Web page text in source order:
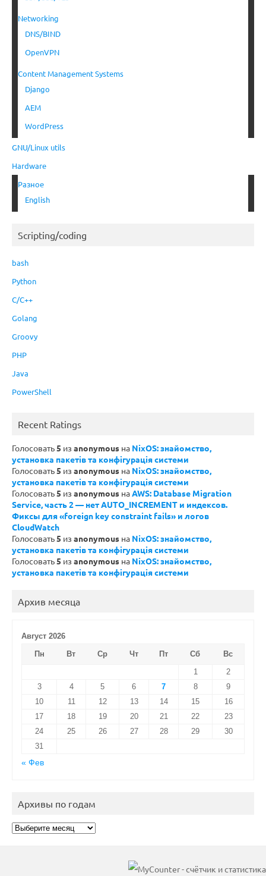
Networking
DNS/BIND
OpenVPN
Content Management Systems
Django
AEM
WordPress
GNU/Linux utils
Hardware
Разное
English
Scripting/coding
bash
Python
C/C++
Golang
Groovy
PHP
Java
PowerShell
Recent Ratings
Голосовать5 из anonymous на NixOS: знайомство,
установка пакетів та конфігурація системи
Голосовать5 из anonymous на NixOS: знайомство,
установка пакетів та конфігурація системи
Голосовать5 из anonymous наAWS: Database Migration
Service, часть 2 — нет AUTO_INCREMENT и индексов.
Фиксы для «foreign key constraint fails» и логов
CloudWatch
Голосовать5 из anonymous на NixOS: знайомство,
установка пакетів та конфігурація системи
Голосовать5 из anonymous на NixOS: знайомство,
установка пакетів та конфігурація системи
Архив месяца
Август 2026
Пн
Вт Ср Чт Пт Сб
Вс
1
2
3
4 5 6 7 8
9
10
11 12 13 14 15
16
17
18 19 20 21 22
23
24
25 26 27 28 29
30
31
« Фев
Архивы по годам
Архивы